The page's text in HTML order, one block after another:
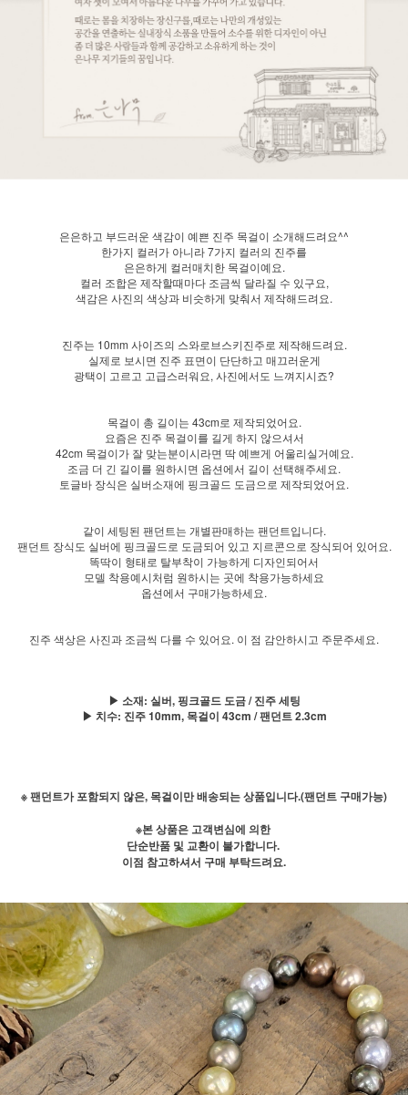
은은하고 부드러운 색감이 예쁜 진주 목걸이 소개해드려요^^
한가지 컬러가 아니라 7가지 컬러의 진주를
은은하게 컬러매치한 목걸이예요.
컬러 조합은 제작할때마다 조금씩 달라질 수 있구요,
색감은 사진의 색상과 비슷하게 맞춰서 제작해드려요.
진주는 10mm 사이즈의 스와로브스키진주로 제작해드려요.
실제로 보시면 진주 표면이 단단하고 매끄러운게
광택이 고르고 고급스러워요, 사진에서도 느껴지시죠?
목걸이 총 길이는 43cm로 제작되었어요.
요즘은 진주 목걸이를 길게 하지 않으셔서
42cm 목걸이가 잘 맞는분이시라면 딱 예쁘게 어울리실거예요.
조금 더 긴 길이를 원하시면 옵션에서 길이 선택해주세요.
토글바 장식은 실버소재에 핑크골드 도금으로 제작되었어요.
같이 세팅된 팬던트는 개별판매하는 팬던트입니다.
팬던트 장식도 실버에 핑크골드로 도금되어 있고 지르콘으로 장식되어 있어요.
똑딱이 형태로 탈부착이 가능하게 디자인되어서
모델 착용예시처럼 원하시는 곳에 착용가능하세요
옵션에서 구매가능하세요.
진주 색상은 사진과 조금씩 다를 수 있어요. 이 점 감안하시고 주문주세요.
▶ 소재: 실버, 핑크골드 도금 / 진주 세팅
▶ 치수: 진주 10mm, 목걸이 43cm / 팬던트 2.3cm
※ 팬던트가 포함되지 않은, 목걸이만 배송되는 상품입니다.(팬던트 구매가능)
※본 상품은 고객변심에 의한
단순반품 및 교환이 불가합니다.
이점 참고하셔서 구매 부탁드려요.